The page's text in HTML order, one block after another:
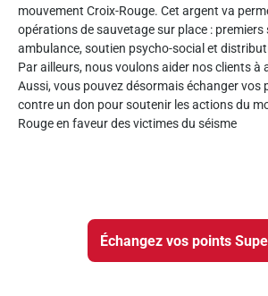
mouvement Croix-Rouge. Cet argent va
opérations de sauvetage sur place :
ambulance, soutien psycho-social et
Par ailleurs, nous voulons aider nos clients à
Aussi, vous pouvez désormais échanger vos
contre un don pour soutenir les actions du
Rouge en faveur des victimes du séisme
Échangez vos points